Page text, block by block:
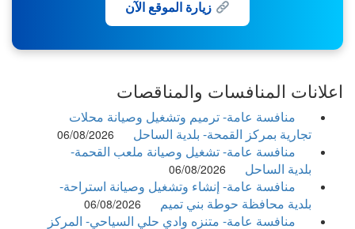
زيارة الموقع الآن
اعلانات المنافسات والمناقصات
منافسة عامة- ترميم وتشغيل وصيانة محلات
تجارية بمركز القمحة- بلدية الساحل
06/08/2026
منافسة عامة- تشغيل وصيانة ملعب القحمة-
بلدية الساحل
06/08/2026
منافسة عامة- إنشاء وتشغيل وصيانة استراحة-
بلدية محافظة حوطة بني تميم
06/08/2026
منافسة عامة- متنزه وادي حلي السياحي- المركز